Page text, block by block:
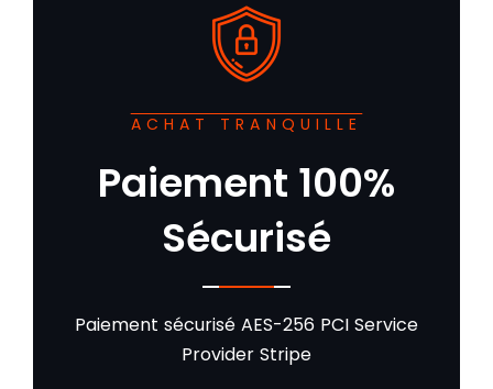
ACHAT TRANQUILLE
Paiement 100%
Sécurisé
Paiement sécurisé AES-256 PCI Service
Provider Stripe